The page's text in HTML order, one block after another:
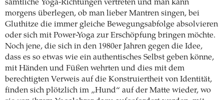
sämtliche Yoga-Richtungen vertreten und man kann
morgens überlegen, ob man lieber Mantren singen, bei
Gluthitze die immer gleiche Bewegungsabfolge absolvieren
oder sich mit Power-Yoga zur Erschöpfung bringen möchte.
Noch jene, die sich in den 1980er Jahren gegen die Idee,
dass es so etwas wie ein authentisches Selbst geben könne,
mit Händen und Füßen wehrten und dies mit dem
berechtigten Verweis auf die Konstruiertheit von Identität,
finden sich plötzlich im „Hund“ auf der Matte wieder, wo